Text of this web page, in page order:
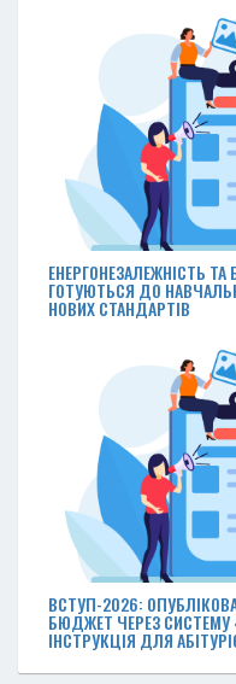
ЕНЕРГОНЕЗАЛЕЖНІСТЬ
ГОТУЮТЬСЯ ДО
НОВИХ СТАНДАРТІВ
ВСТУП-2026:
БЮДЖЕТ ЧЕРЕЗ
ІНСТРУКЦІЯ ДЛЯ